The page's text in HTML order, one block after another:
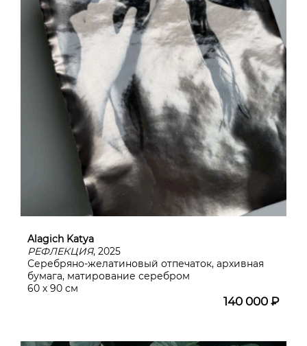
Alagich Katya
РЕФЛЕКЦИЯ, 2025
Серебряно-желатиновый отпечаток, архивная
бумага, матирование серебром
60 х 90 см
140 000 ₽